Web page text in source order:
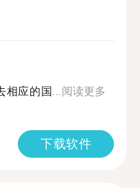
相应的国...阅读更多
下载软件